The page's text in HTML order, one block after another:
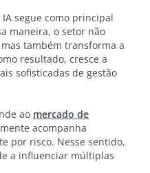
segue como principal
maneira, o setor não
também transforma a
resultado, cresce a
sofisticadas de gestão
ao mercado de
acompanha
por risco. Nesse sentido,
a influenciar múltiplas